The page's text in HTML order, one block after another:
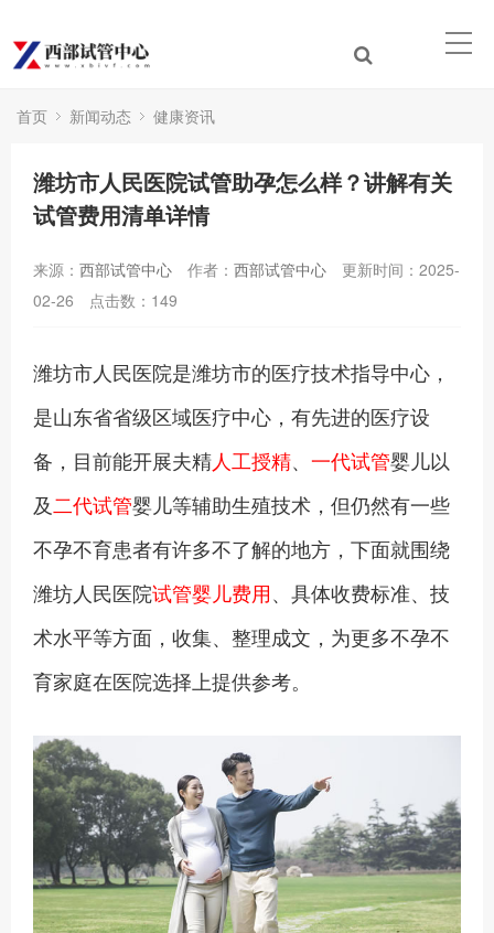
首页 新闻动态 健康资讯
潍坊市人民医院试管助孕怎么样？讲解有关
试管费用清单详情
来源： 西部试管中心 作者： 西部试管中心
更新时间：2025-
02-26
点击数： 149
潍坊市人民医院是潍坊市的医疗技术指导中心，
是山东省省级区域医疗中心，有先进的医疗设
备，目前能开展夫精人工授精、 一代试管婴儿以
及二代试管婴儿等辅助生殖技术，但仍然有一些
不孕不育患者有许多不了解的地方，下面就围绕
潍坊人民医院试管婴儿费用、具体收费标准、技
术水平等方面，收集、整理成文，为更多不孕不
育家庭在医院选择上提供参考。